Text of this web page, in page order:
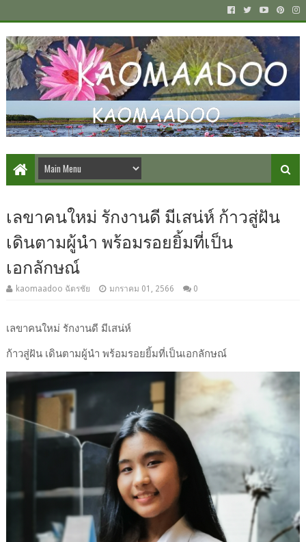
เลขาคนใหม่ รักงานดี มีเสน่ห์ ก้าวสู่ฝัน
เดินตามผู้นำ พร้อมรอยยิ้มที่เป็น
เอกลักษณ์
kaomaadoo ฉัตรชัย มกราคม 01, 2566 0
เลขาคนใหม่ รักงานดี มีเสน่ห์
ก้าวสู่ฝัน เดินตามผู้นำ พร้อมรอยยิ้มที่เป็นเอกลักษณ์